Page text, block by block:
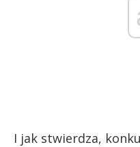
I jak stwierdza,